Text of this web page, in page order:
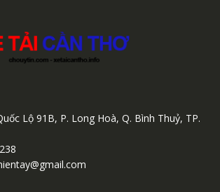
Lộ 91B, P. Long Hoà, Q. Bình Thuỷ, TP.